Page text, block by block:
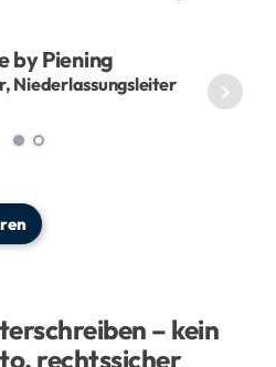
by Piening
Niederlassungsleiter
– kein
rechtssicher